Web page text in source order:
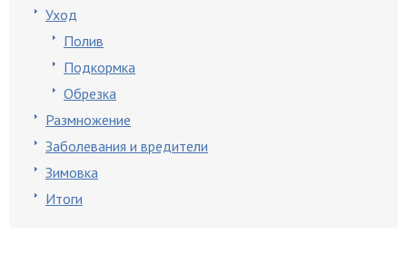
Уход
Полив
Подкормка
Обрезка
Размножение
Заболевания и вредители
Зимовка
Итоги